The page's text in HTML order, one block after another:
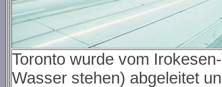
Toronto wurde vom
Wasser stehen) abgeleitet